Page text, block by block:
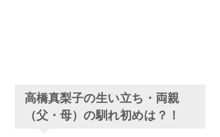
高橋真梨子の生い立ち・両親
（父・母）の馴れ初めは？！